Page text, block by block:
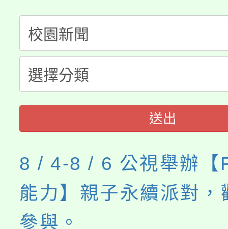
生本土語及新住民語歌
公告本校115學年度第
代理(課)教師甄選結果(
公告本校115學年度第
代理(課)教師甄選結果(
轉知中國文化大學推廣
《TA101》溝通分析基
程，歡迎學生輔導中心
系所師生報名參加。
送出
8 / 4-8 / 6 公視舉辦【
能力】親子永續派對，
參與。